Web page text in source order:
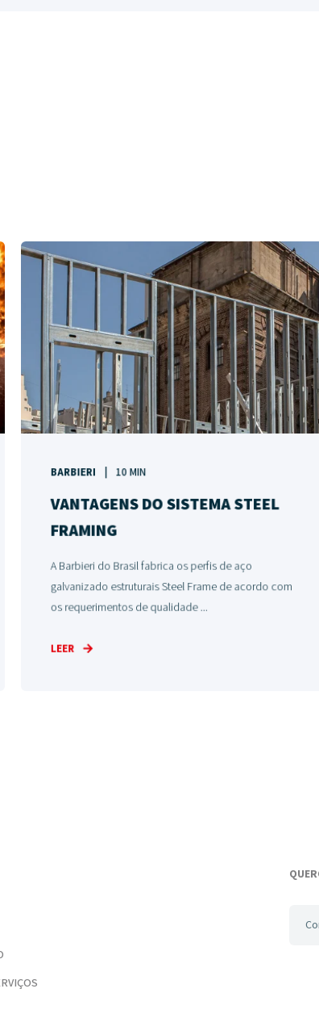
BARBIERI 10 MIN
VANTAGENS DO SISTEMA STEEL
FRAMING
A Barbieri do Brasil fabrica os perfis de aço
galvanizado estruturais Steel Frame de acordo com
os requerimentos de qualidade ...
LEER